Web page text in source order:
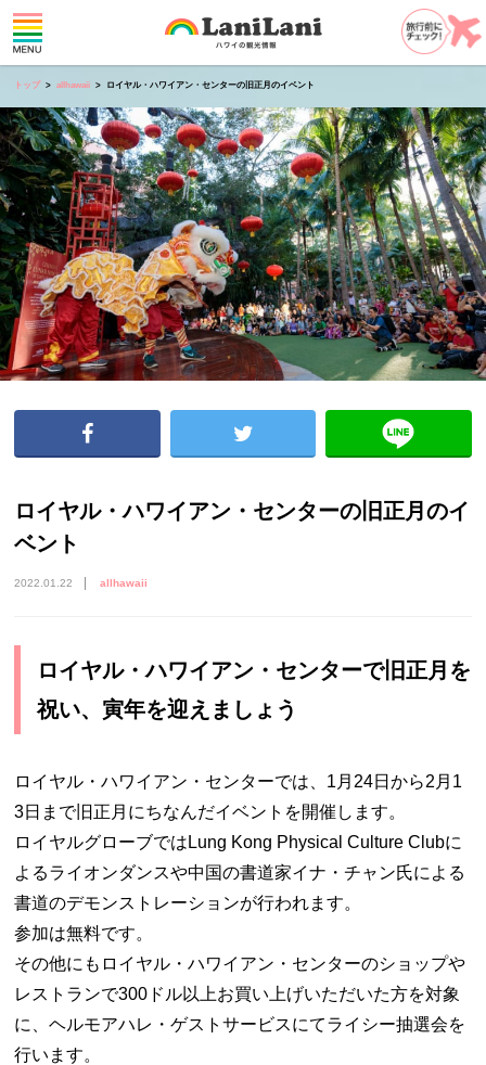
トップ allhawaii ロイヤル・ハワイアン・センターの旧正月のイベント
ロイヤル・ハワイアン・センターの旧正月のイ
ベント
2022.01.22 allhawaii
ロイヤル・ハワイアン・センターで旧正月を
祝い、寅年を迎えましょう
ロイヤル・ハワイアン・センターでは、1月24日から2月1
3日まで旧正月にちなんだイベントを開催します。
ロイヤルグローブではLung Kong Physical Culture Clubに
よるライオンダンスや中国の書道家イナ・チャン氏による
書道のデモンストレーションが行われます。
参加は無料です。
その他にもロイヤル・ハワイアン・センターのショップや
レストランで300ドル以上お買い上げいただいた方を対象
に、ヘルモアハレ・ゲストサービスにてライシー抽選会を
行います。